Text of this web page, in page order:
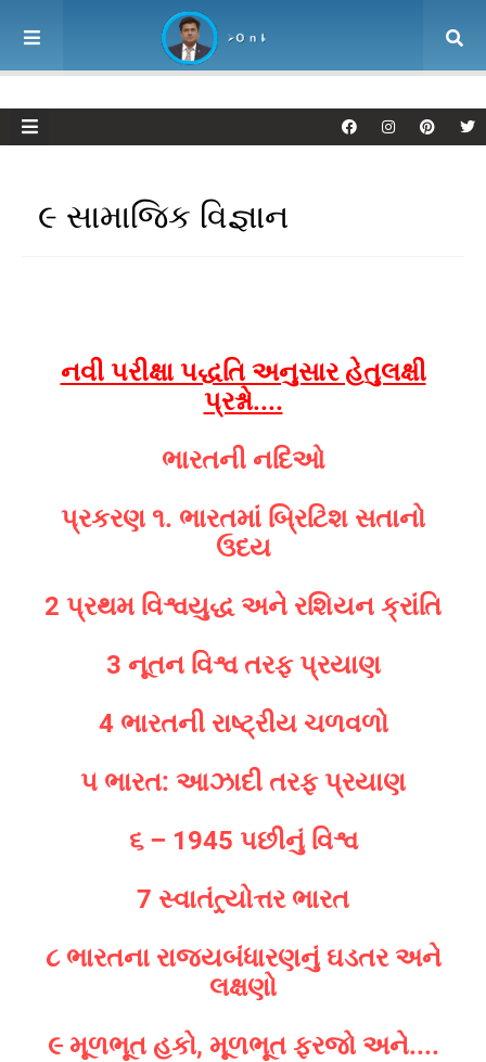
૯ સામાજિક વિજ્ઞાન
નવી પરીક્ષા પદ્ધતિ અનુસાર હેતુલક્ષી
પ્રશ્નો....
ભારતની નદિઓ
પ્રકરણ ૧. ભારતમાં બ્રિટિશ સતાનો
ઉદય
2 પ્રથમ વિશ્વયુદ્ધ અને રશિયન ક્રાંતિ
3 નૂતન વિશ્વ તરફ પ્રયાણ
4 ભારતની રાષ્ટ્રીય ચળવળો
૫ ભારત: આઝાદી તરફ પ્રયાણ
૬ – 1945 પછીનું વિશ્વ
7 સ્વાતંત્ર્યોત્તર ભારત
૮ ભારતના રાજ્યબંધારણનું ઘડતર અને
લક્ષણો
૯ મૂળભૂત હકો, મૂળભૂત ફરજો અને....